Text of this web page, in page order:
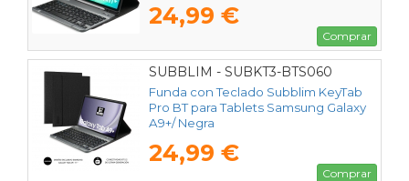
24,99 €
Comprar
SUBBLIM - SUBKT3-BTS060
Funda con Teclado Subblim KeyTab
Pro BT para Tablets Samsung Galaxy
A9+/ Negra
24,99 €
Comprar